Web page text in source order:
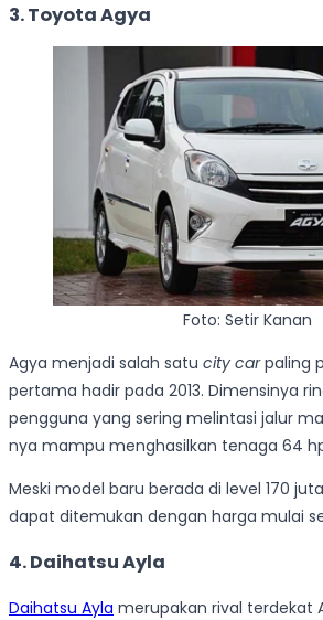
3. Toyota Agya
Foto: Setir Kanan
Agya menjadi salah satu city carpaling
pertama hadir pada 2013. Dimensinya
pengguna yang sering melintasi jalur
nya mampu menghasilkan tenaga 64
Meski model baru berada di level 170
dapat ditemukan dengan harga mulai
4. Daihatsu Ayla
Daihatsu Ayla merupakan rival terdekat